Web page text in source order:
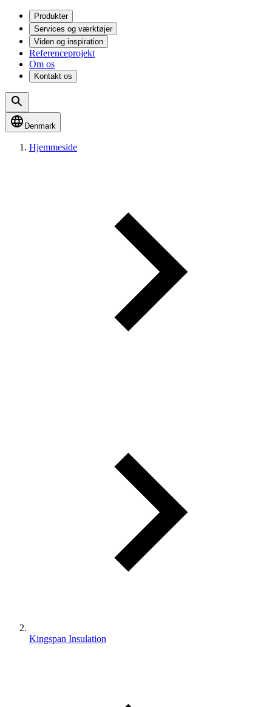
Produkter
Services og værktøjer
Viden og inspiration
Referenceprojekt
Om os
Kontakt os
Denmark
Hjemmeside
Kingspan Insulation